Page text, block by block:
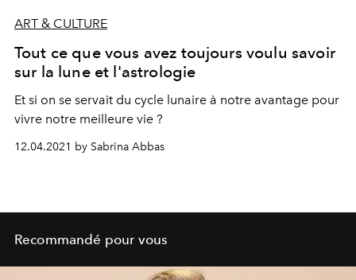
ART & CULTURE
Tout ce que vous avez toujours voulu savoir
sur la lune et l'astrologie
Et si on se servait du cycle lunaire à notre avantage pour
vivre notre meilleure vie ?
12.04.2021 by Sabrina Abbas
Recommandé pour vous